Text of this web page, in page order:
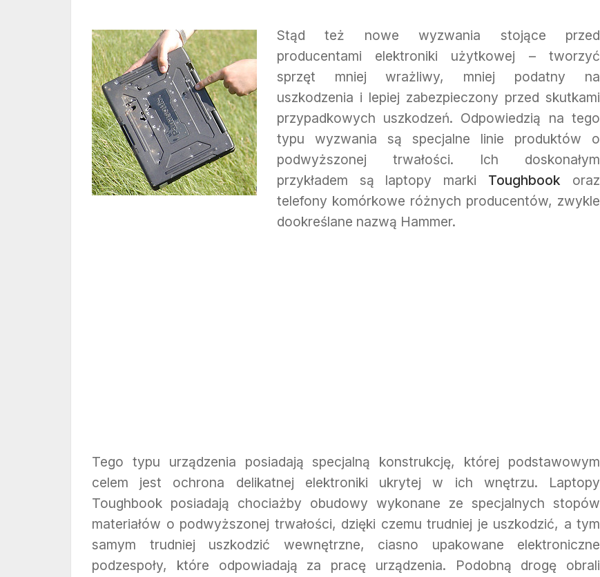
Stąd też nowe wyzwania stojące przed
producentami elektroniki użytkowej – tworzyć
sprzęt mniej wrażliwy, mniej podatny na
uszkodzenia i lepiej zabezpieczony przed skutkami
przypadkowych uszkodzeń. Odpowiedzią na tego
typu wyzwania są specjalne linie produktów o
podwyższonej trwałości. Ich doskonałym
przykładem są laptopy marki Toughbook oraz
telefony komórkowe różnych producentów, zwykle
dookreślane nazwą Hammer.
Tego typu urządzenia posiadają specjalną konstrukcję, której podstawowym
celem jest ochrona delikatnej elektroniki ukrytej w ich wnętrzu. Laptopy
Toughbook posiadają chociażby obudowy wykonane ze specjalnych stopów
materiałów o podwyższonej trwałości, dzięki czemu trudniej je uszkodzić, a tym
samym trudniej uszkodzić wewnętrzne, ciasno upakowane elektroniczne
podzespoły, które odpowiadają za pracę urządzenia. Podobną drogę obrali